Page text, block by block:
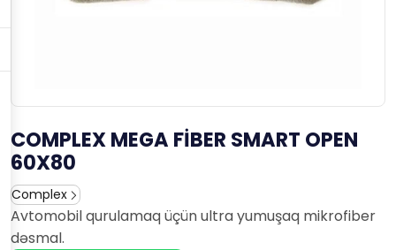
COMPLEX MEGA FİBER SMART OPEN
60X80
Complex
Avtomobil qurulamaq üçün ultra yumuşaq mikrofiber
dəsmal.